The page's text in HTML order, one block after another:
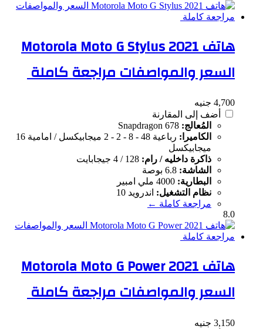
هاتف Motorola Moto G Stylus 2021
السعر والمواصفات مراجعة كاملة
4,700 جنيه
أضف إلى المقارنة
المُعالج:
الكاميرا:
رباعية 48 - 8 - 2 - 2 ميجابيكسل / امامية 16
ميجابيكسل
ذاكرة داخليه / رام:
الشاشة:
البطارية:
نظام التشغيل: اندرويد 10
مراجعة كاملة ←
8.0
هاتف Motorola Moto G Power 2021
السعر والمواصفات مراجعة كاملة
3,150 جنيه